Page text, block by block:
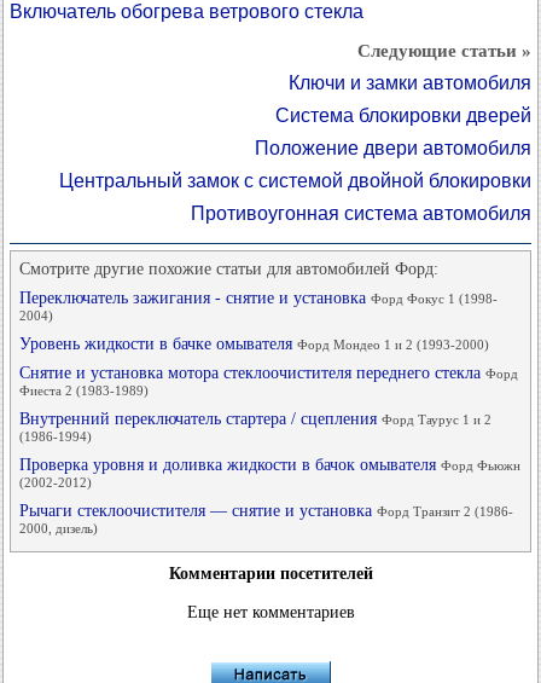
Включатель обогрева ветрового стекла
Следующие статьи »
Ключи и замки автомобиля
Система блокировки дверей
Положение двери автомобиля
Центральный замок с системой двойной блокировки
Противоугонная система автомобиля
Смотрите другие похожие статьи для автомобилей Форд:
Переключатель зажигания - снятие и установка Форд Фокус 1 (1998-
2004)
Уровень жидкости в бачке омывателя Форд Мондео 1 и 2 (1993-2000)
Снятие и установка мотора стеклоочистителя переднего стекла Форд
Фиеста 2 (1983-1989)
Внутренний переключатель стартера / сцепления Форд Таурус 1 и 2
(1986-1994)
Проверка уровня и доливка жидкости в бачок омывателя Форд Фьюжн
(2002-2012)
Рычаги стеклоочистителя — снятие и установка Форд Транзит 2 (1986-
2000, дизель)
Комментарии посетителей
Еще нет комментариев